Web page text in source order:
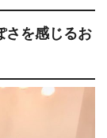
さを感じるお